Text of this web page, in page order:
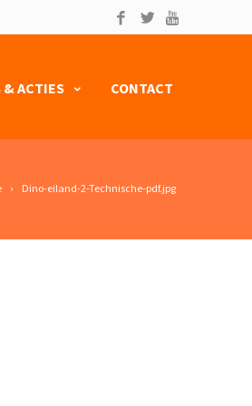
& ACTIES CONTACT
Dino-eiland-2-Technische-pdf.jpg